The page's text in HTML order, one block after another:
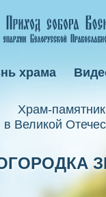
Xрам-
в Великой
храма